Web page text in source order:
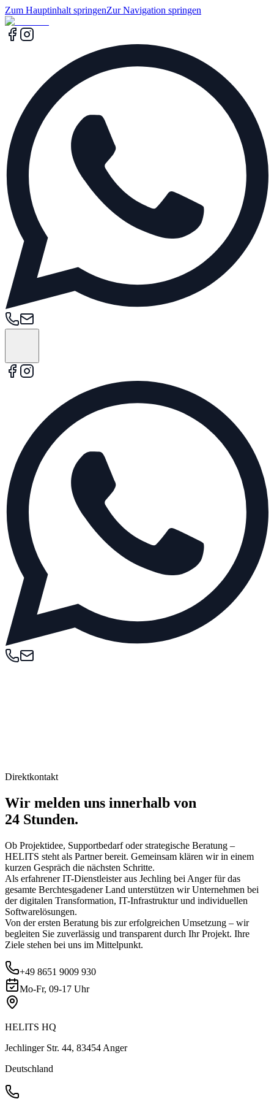
Zum Hauptinhalt springenZur Navigation springen
Direktkontakt
Wir melden uns innerhalb von
24 Stunden.
Ob Projektidee, Supportbedarf oder strategische Beratung –
HELITS steht als Partner bereit. Gemeinsam klären wir in einem
kurzen Gespräch die nächsten Schritte.
Als erfahrener IT-Dienstleister aus Jechling bei Anger für das
gesamte Berchtesgadener Land unterstützen wir Unternehmen bei
der digitalen Transformation, IT-Infrastruktur und individuellen
Softwarelösungen.
Von der ersten Beratung bis zur erfolgreichen Umsetzung – wir
begleiten Sie zuverlässig und transparent durch Ihr Projekt. Ihre
Ziele stehen bei uns im Mittelpunkt.
+49 8651 9009 930
Mo-Fr, 09-17 Uhr
HELITS HQ
Jechlinger Str. 44, 83454 Anger
Deutschland